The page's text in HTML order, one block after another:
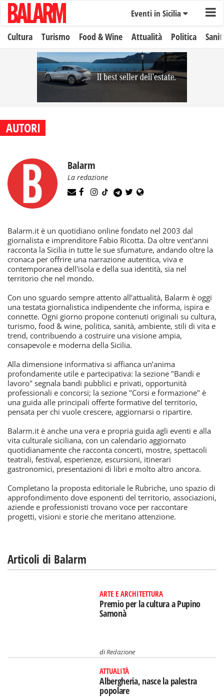
Eventi in Sicilia
Cultura Turismo Food & Wine Attualità Politica
AUTORI
Balarm
La redazione
Balarm.it è un quotidiano online fondato nel 2003 dal
giornalista e imprenditore Fabio Ricotta. Da oltre vent'anni
racconta la Sicilia in tutte le sue sfumature, andando oltre la
cronaca per offrire una narrazione autentica, viva e
contemporanea dell'isola e della sua identità, sia nel
territorio che nel mondo.
Con uno sguardo sempre attento all’attualità, Balarm è oggi
una testata giornalistica indipendente che informa, ispira e
connette. Ogni giorno propone contenuti originali su cultura,
turismo, food & wine, politica, sanità, ambiente, stili di vita e
trend, contribuendo a costruire una visione ampia,
consapevole e moderna della Sicilia.
Alla dimensione informativa si affianca un’anima
profondamente utile e partecipativa: la sezione "Bandi e
lavoro" segnala bandi pubblici e privati, opportunità
professionali e concorsi; la sezione "Corsi e formazione" è
una guida alle principali offerte formative del territorio,
pensata per chi vuole crescere, aggiornarsi o ripartire.
Balarm.it è anche una vera e propria guida agli eventi e alla
vita culturale siciliana, con un calendario aggiornato
quotidianamente che racconta concerti, mostre, spettacoli
teatrali, festival, esperienze, escursioni, itinerari
gastronomici, presentazioni di libri e molto altro ancora.
Completano la proposta editoriale le Rubriche, uno spazio di
approfondimento dove esponenti del territorio, associazioni,
aziende e professionisti trovano voce per raccontare
progetti, visioni e storie che meritano attenzione.
Articoli di Balarm
ARTE E ARCHITETTURA
Premio per la cultura a Pupino
Samonà
diRedazione
ATTUALITÀ
Albergheria, nasce la palestra
popolare